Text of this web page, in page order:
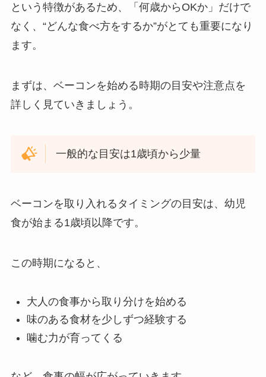
という特徴があるため、「何歳からOKか」だけで
なく、“どんな食べ方をするか”がとても重要になり
ます。
まずは、ベーコンを始める時期の目安や注意点を
詳しく見ていきましょう。
一般的な目安は1歳頃から少量
ベーコンを取り入れるタイミングの目安は、幼児
食が始まる1歳頃以降です。
この時期になると、
大人の食事から取り分けを始める
味のある食材を少しずつ経験する
噛む力が育ってくる